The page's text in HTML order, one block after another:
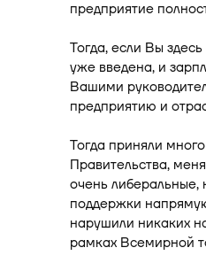
предприятие
Тогда, если Вы
уже введена, и
Вашими
предприятию и
Тогда приняли
Правительства,
очень
поддержки
нарушили никаких
рамках Всемирной